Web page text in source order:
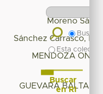
Moreno
Sánchez Carrasco,
MENDOZA
GUEVARA
Buscar
Esta
Buscar
en RI